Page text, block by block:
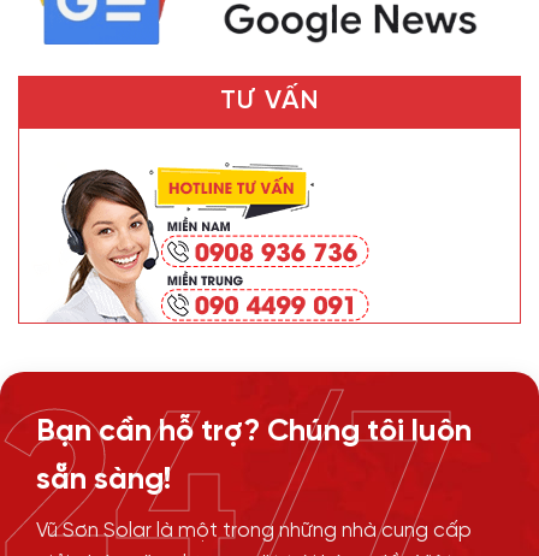
TƯ VẤN
Bạn cần hỗ trợ? Chúng tôi luôn
sẵn sàng!
Vũ Sơn Solar là một trong những nhà cung cấp
24/7